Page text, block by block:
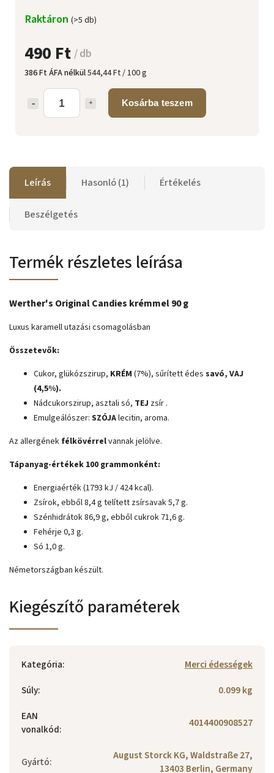
490 Ft / db
386 Ft ÁFA nélkül544,44 Ft / 100 g
Kosárba teszem
Raktáron (>5 db)
Leírás Hasonló (1) Értékelés
Beszélgetés
Termék részletes leírása
Werther's Original Candies krémmel 90 g
Luxus karamell utazási csomagolásban
Összetevők:
Cukor, glükózszirup, KRÉM (7%), sűrített édes savó, VAJ
(4,5%).
Nádcukorszirup, asztali só, TEJ zsír .
Emulgeálószer: SZÓJAlecitin, aroma.
Az allergének félkövérrelvannak jelölve.
Tápanyag-értékek 100 grammonként:
Energiaérték (1793 kJ / 424 kcal).
Zsírok, ebből 8,4 g telített zsírsavak 5,7 g.
Szénhidrátok 86,9 g, ebből cukrok 71,6 g.
Fehérje 0,3 g.
Só 1,0 g.
Németországban készült.
Kiegészítő paraméterek
Kategória:
Merci édességek
Súly:
0.099 kg
EAN
vonalkód: 4014400908527
Gyártó:
August Storck KG, Waldstraße 27,
13403 Berlin, Germany